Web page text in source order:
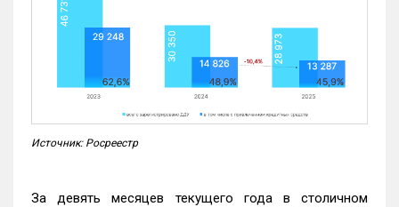
Источник: Росреестр
За девять месяцев текущего года в столичном